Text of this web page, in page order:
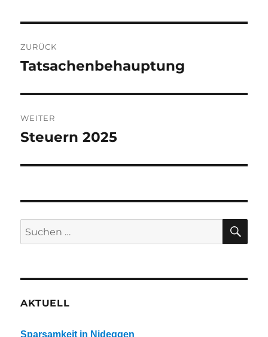
ZURÜCK
Vorheriger
Tatsachenbehauptung
WEITER
Nächster
Steuern 2025
Suchen
nach:
AKTUELL
Sparsamkeit in Nideggen